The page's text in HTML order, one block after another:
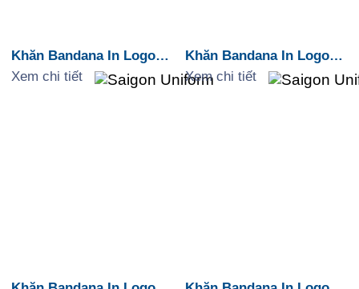
Khăn Bandana In Logo
Camping “Life Is Better
Xem chi tiết
Khăn Bandana In Logo
Camping “Adventure
Xem chi tiết